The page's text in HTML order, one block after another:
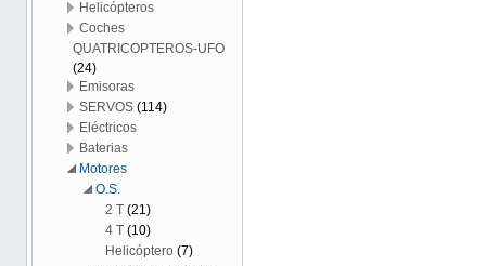
Helicópteros
Coches
QUATRICOPTEROS-UFO
(24)
Emisoras
SERVOS (114)
Eléctricos
Baterias
Motores
O.S.
2 T (21)
4 T (10)
Helicóptero (7)